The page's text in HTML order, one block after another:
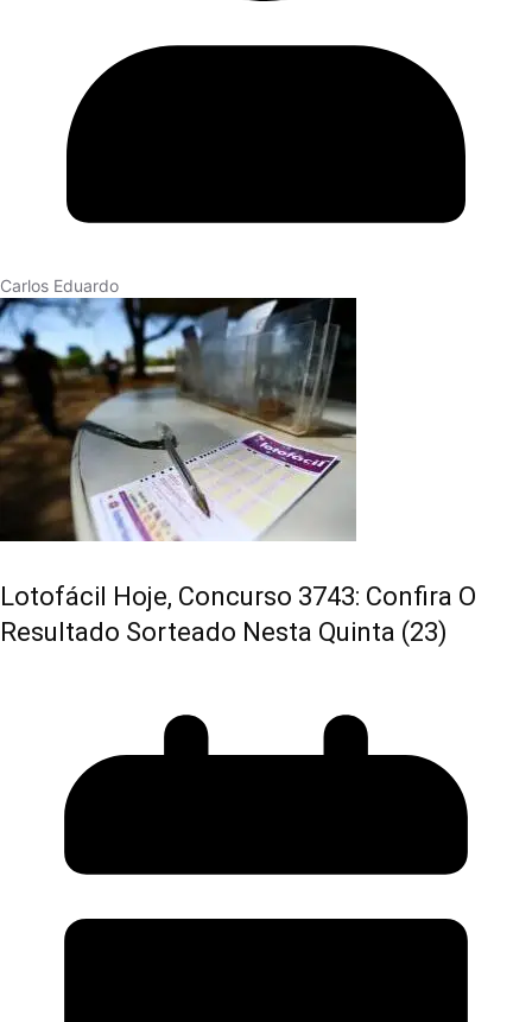
Carlos Eduardo
Lotofácil Hoje, Concurso 3743: Confira O
Resultado Sorteado Nesta Quinta (23)